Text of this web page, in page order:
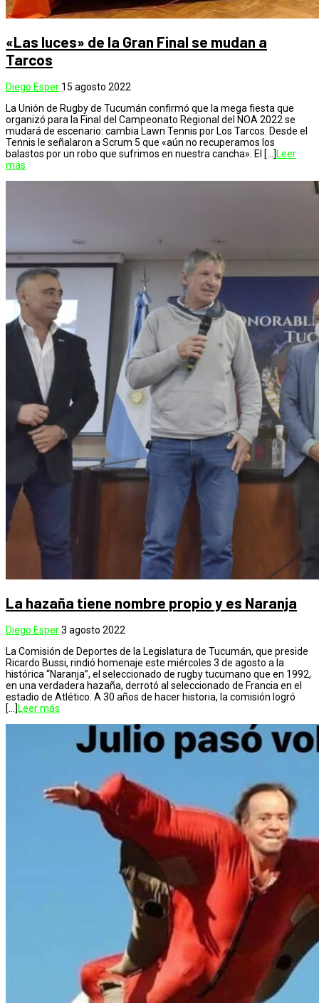
«Las luces» de la Gran Final se mudan a
Tarcos
Diego Esper 15 agosto 2022
La Unión de Rugby de Tucumán confirmó que la mega fiesta que
organizó para la Final del Campeonato Regional del NOA 2022 se
mudará de escenario: cambia Lawn Tennis por Los Tarcos. Desde el
Tennis le señalaron a Scrum 5 que «aún no recuperamos los
balastos por un robo que sufrimos en nuestra cancha». El […] Leer
más
La hazaña tiene nombre propio y es Naranja
Diego Esper3 agosto 2022
La Comisión de Deportes de la Legislatura de Tucumán, que preside
Ricardo Bussi, rindió homenaje este miércoles 3 de agosto a la
histórica “Naranja”, el seleccionado de rugby tucumano que en 1992,
en una verdadera hazaña, derrotó al seleccionado de Francia en el
estadio de Atlético. A 30 años de hacer historia, la comisión logró
[…] Leer más